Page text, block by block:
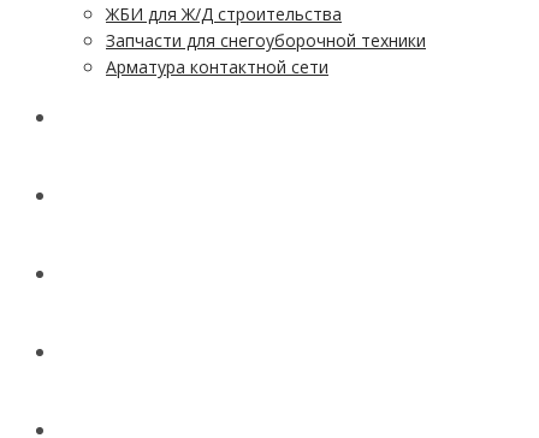
ЖБИ для Ж/Д строительства
Запчасти для снегоуборочной техники
Арматура контактной сети